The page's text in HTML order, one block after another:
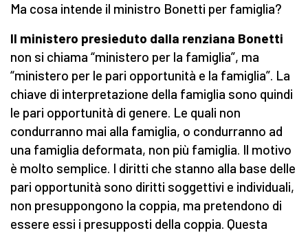
Ma cosa intende il ministro Bonetti per famiglia?
Il ministero presieduto dalla renziana Bonetti
non si chiama “ministero per la famiglia”, ma
“ministero per le pari opportunità e la famiglia”. La
chiave di interpretazione della famiglia sono quindi
le pari opportunità di genere. Le quali non
condurranno mai alla famiglia, o condurranno ad
una famiglia deformata, non più famiglia. Il motivo
è molto semplice. I diritti che stanno alla base delle
pari opportunità sono diritti soggettivi e individuali,
non presuppongono la coppia, ma pretendono di
essere essi i presupposti della coppia. Questa